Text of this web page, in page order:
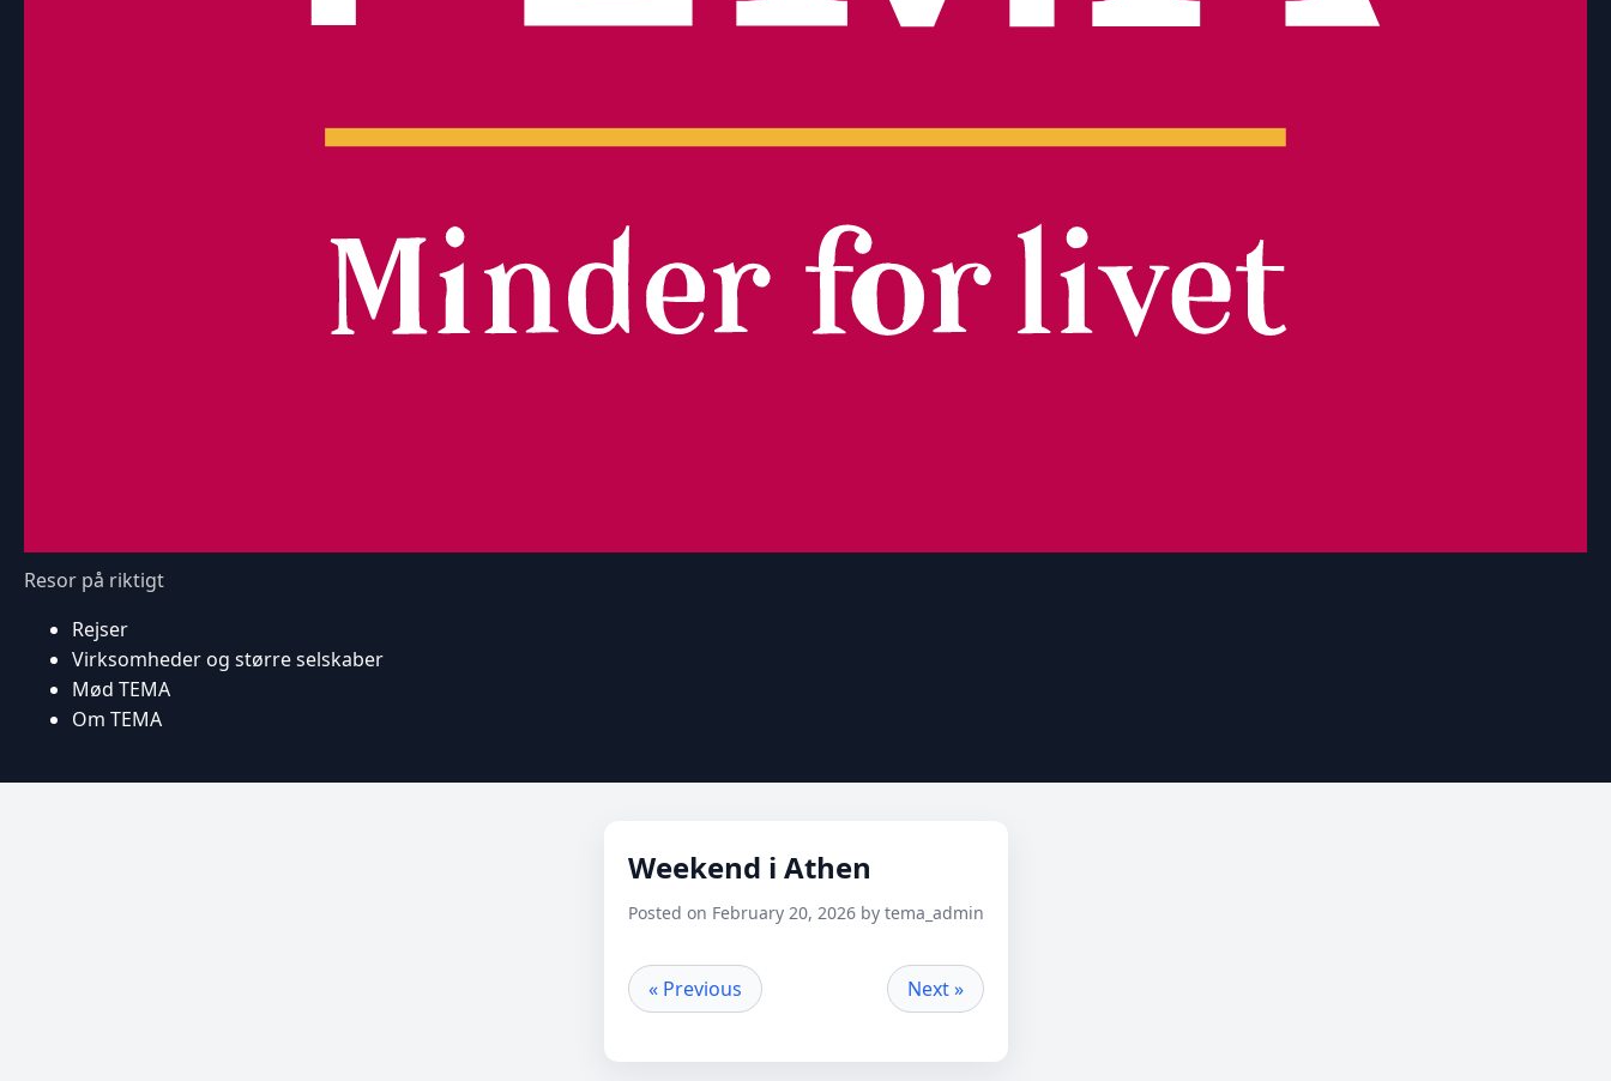
Resor på riktigt
Rejser
Virksomheder og større selskaber
Mød TEMA
Om TEMA
Weekend i Athen
Posted on February 20, 2026 by tema_admin
« Previous Next »